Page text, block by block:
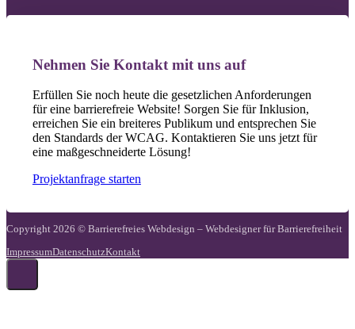
Nehmen Sie Kontakt mit uns auf
Erfüllen Sie noch heute die gesetzlichen Anforderungen
für eine barrierefreie Website! Sorgen Sie für Inklusion,
erreichen Sie ein breiteres Publikum und entsprechen Sie
den Standards der WCAG. Kontaktieren Sie uns jetzt für
eine maßgeschneiderte Lösung!
Projektanfrage starten
Copyright 2026 © Barrierefreies Webdesign – Webdesigner für Barrierefreiheit
ImpressumDatenschutzKontakt